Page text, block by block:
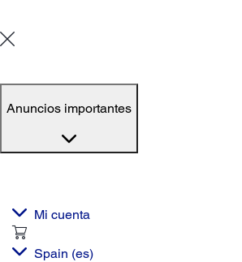
Anuncios importantes
Mi cuenta
Spain (es)